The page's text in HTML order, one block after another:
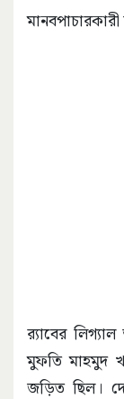
র‌্যাবের
মুফতি মাহমুদ
জড়িত ছিল।